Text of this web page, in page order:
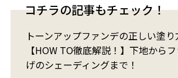
コチラの記事もチェック！
トーンアップファンデの正しい塗り
【HOW TO徹底解説！】下地から
げのシェーディングまで！